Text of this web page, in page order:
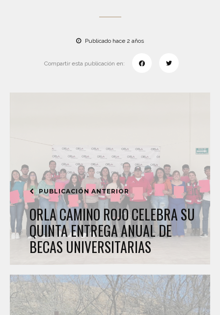
Publicado hace 2 años
Compartir esta publicación en:
PUBLICACIÓN ANTERIOR
ORLA CAMINO ROJO CELEBRA SU
QUINTA ENTREGA ANUAL DE
BECAS UNIVERSITARIAS